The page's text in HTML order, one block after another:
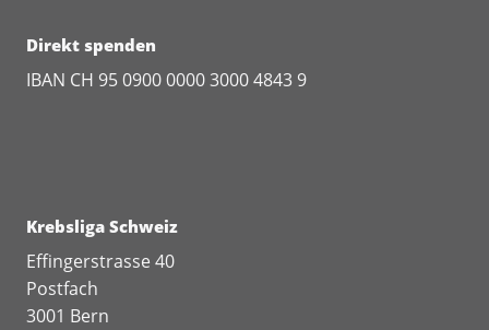
Direkt spenden
IBAN CH 95 0900 0000 3000 4843 9
Krebsliga Schweiz
Effingerstrasse 40
Postfach
3001 Bern